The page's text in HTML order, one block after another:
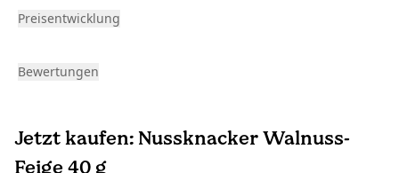
Preisentwicklung
Bewertungen
Jetzt kaufen: Nussknacker Walnuss-
Feige 40 g